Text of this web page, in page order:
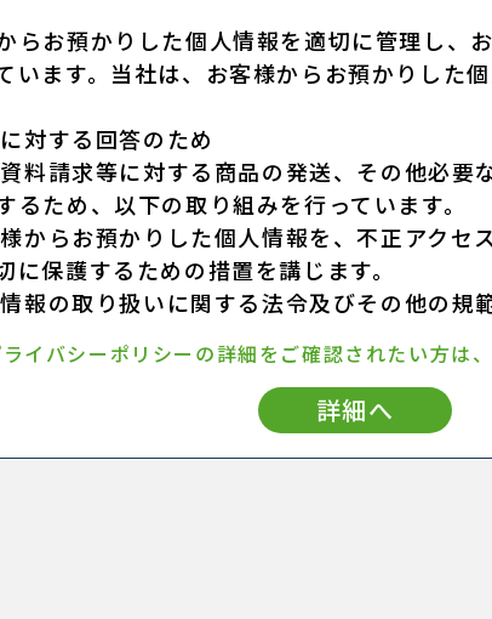
らお預かりした個人情報を適切に管理し、
います。当社は、お客様からお預かりした
対する回答のため
料請求等に対する商品の発送、その他必要
るため、以下の取り組みを行っています。
からお預かりした個人情報を、不正アクセ
に保護するための措置を講じます。
報の取り扱いに関する法令及びその他の規
イバシーポリシーの詳細をご確認されたい方は
詳細へ